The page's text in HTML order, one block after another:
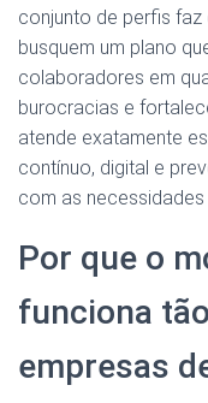
conjunto de perfis
busquem um plano
colaboradores em
burocracias e
atende exatamente
contínuo, digital e
com as
Por que o
funciona
empresas